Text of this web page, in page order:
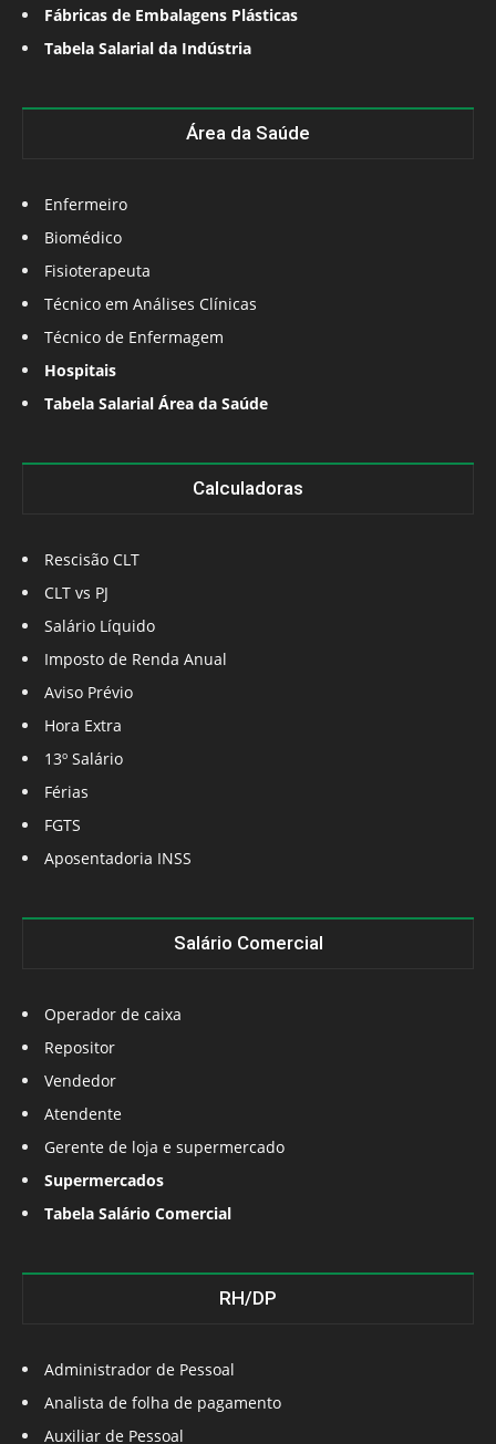
Fábricas de Embalagens Plásticas
Tabela Salarial da Indústria
Área da Saúde
Enfermeiro
Biomédico
Fisioterapeuta
Técnico em Análises Clínicas
Técnico de Enfermagem
Hospitais
Tabela Salarial Área da Saúde
Calculadoras
Rescisão CLT
CLT vs PJ
Salário Líquido
Imposto de Renda Anual
Aviso Prévio
Hora Extra
13º Salário
Férias
FGTS
Aposentadoria INSS
Salário Comercial
Operador de caixa
Repositor
Vendedor
Atendente
Gerente de loja e supermercado
Supermercados
Tabela Salário Comercial
RH/DP
Administrador de Pessoal
Analista de folha de pagamento
Auxiliar de Pessoal